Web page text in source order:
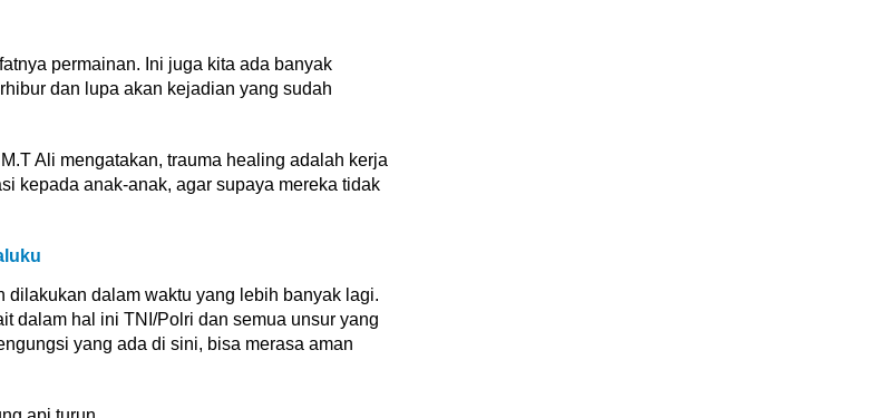
permainan. Ini juga kita ada banyak
dan lupa akan kejadian yang sudah
Ali mengatakan, trauma healing adalah kerja
kepada anak-anak, agar supaya mereka tidak
dilakukan dalam waktu yang lebih banyak lagi.
dalam hal ini TNI/Polri dan semua unsur yang
yang ada di sini, bisa merasa aman